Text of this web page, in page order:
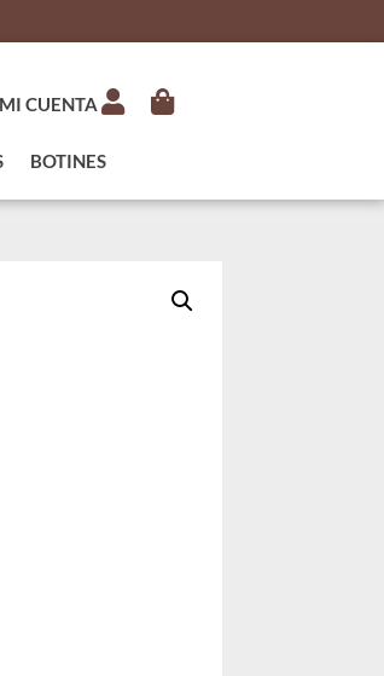
MI CUENTA
BOTINES